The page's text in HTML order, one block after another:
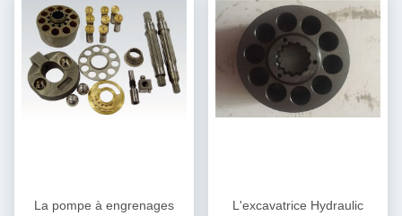
La pompe à engrenages
L'excavatrice Hydraulic